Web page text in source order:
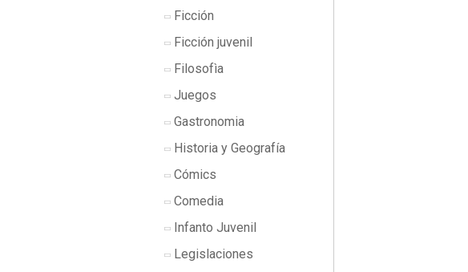
Ficción
Ficción juvenil
Filosofìa
Juegos
Gastronomia
Historia y Geografía
Cómics
Comedia
Infanto Juvenil
Legislaciones